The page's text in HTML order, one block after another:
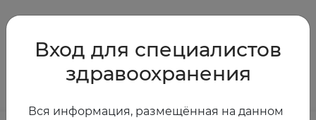
Другие новости
Вход для специалистов
здравоохранения
Вся информация, размещённая на данном